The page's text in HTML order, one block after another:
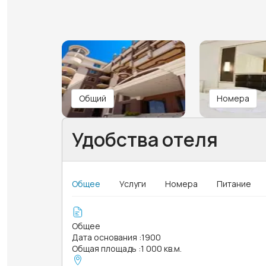
Общий Номера
Удобства отеля
Общее Услуги Номера Питание
Общее
Дата основания :1900
Общая площадь :1 000 кв.м.